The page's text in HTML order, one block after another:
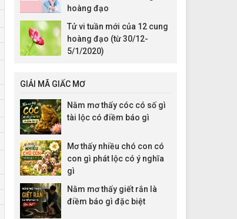
hoàng đạo
Tử vi tuần mới của 12 cung
hoàng đạo (từ 30/12-
5/1/2020)
GIẢI MÃ GIẤC MƠ
Nằm mơ thấy cóc có số gì
tài lộc có điềm báo gì
Mơ thấy nhiều chó con có
con gì phát lộc có ý nghĩa
gì
Nằm mơ thấy giết rắn là
điềm báo gì đặc biệt